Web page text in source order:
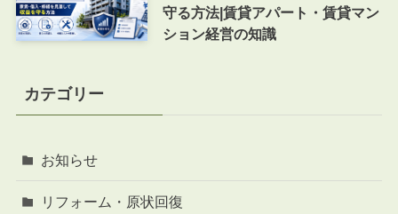
守る方法|賃貸アパート・賃貸マン
ション経営の知識
カテゴリー
お知らせ
リフォーム・原状回復